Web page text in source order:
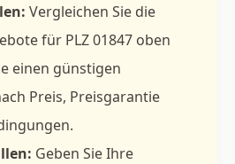
Vergleichen Sie die
für PLZ 01847 oben
einen günstigen
Preis, Preisgarantie
Geben Sie Ihre